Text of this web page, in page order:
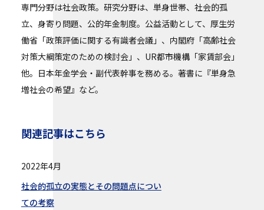
専門分野は社会政策。研究分野は、単身世帯、社会的孤
立、身寄り問題、公的年金制度。公益活動として、厚生労
働省「政策評価に関する有識者会議」、内閣府「高齢社会
対策大綱策定のための検討会」、UR都市機構「家賃部会」
他。日本年金学会・副代表幹事を務める。著書に『単身急
増社会の希望』など。
関連記事はこちら
2022年4月
社会的孤立の実態とその問題点につい
ての考察